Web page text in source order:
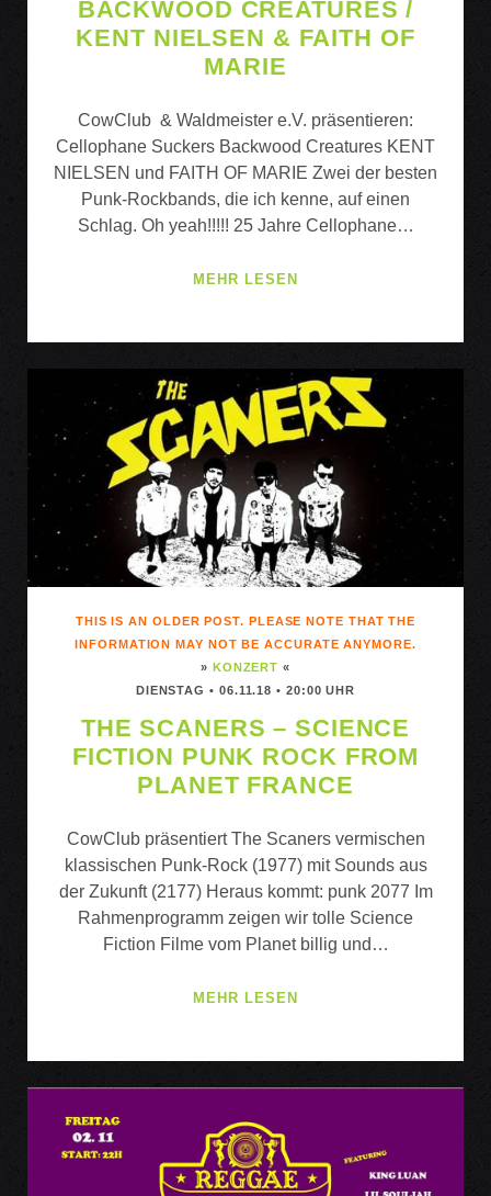
BACKWOOD CREATURES /
KENT NIELSEN & FAITH OF
MARIE
CowClub & Waldmeister e.V. präsentieren:
Cellophane Suckers Backwood Creatures KENT
NIELSEN und FAITH OF MARIE Zwei der besten
Punk-Rockbands, die ich kenne, auf einen
Schlag. Oh yeah!!!!! 25 Jahre Cellophane…
MEHR LESEN
CREATURES
/
KENT
NIELSEN
&
FAITH
OF
MARIE
THIS IS AN OLDER POST. PLEASE NOTE THAT THE
INFORMATION MAY NOT BE ACCURATE ANYMORE.
» KONZERT «
DIENSTAG • 06.11.18 • 20:00 UHR
THE SCANERS – SCIENCE
FICTION PUNK ROCK FROM
PLANET FRANCE
CowClub präsentiert The Scaners vermischen
klassischen Punk-Rock (1977) mit Sounds aus
der Zukunft (2177) Heraus kommt: punk 2077 Im
Rahmenprogramm zeigen wir tolle Science
Fiction Filme vom Planet billig und…
MEHR LESEN
FROM